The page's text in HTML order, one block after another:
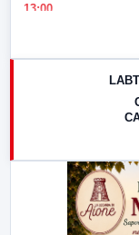
13:00
17:00